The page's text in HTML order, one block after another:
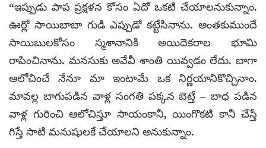
“ఇప్పుడు పాప ప్రక్షళన కోసం ఏదో ఒకటి చేయాలనుకున్నాం.
ఊర్లో సాయిబాబా గుడి ఎప్పుడో కట్టేసినాను. అంతకుముందే
సాయిబులకోసం స్మశానానికి అయిదెకరాల భూమి
రాపించినాను. మనసుకు అవేవీ శాంతి యివ్వడం లేదు. బాగా
ఆలోచించే నేనూ మా ఇంటామే ఒక నిర్ణయానికొచ్చినాం.
మావల్ల బాగుపడిన వాళ్ల సంగతి పక్కన బెట్తే – బాధ పడిన
వాళ్ల గురించి ఆలోచిస్తూ సాయంకానీ, యింగొకటి కానీ చేస్తే
గిస్తే సాటి మనుషులకే చేయాలని అనుకున్నాం.